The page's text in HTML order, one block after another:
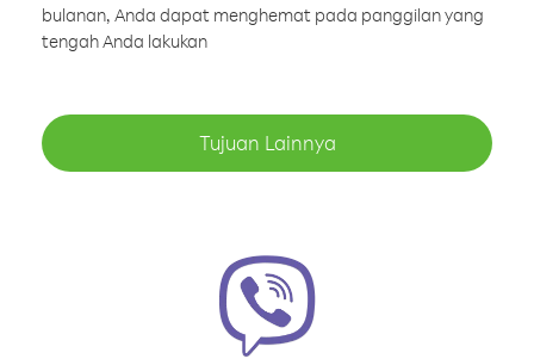
bulanan, Anda dapat menghemat pada panggilan yang
tengah Anda lakukan
Tujuan Lainnya